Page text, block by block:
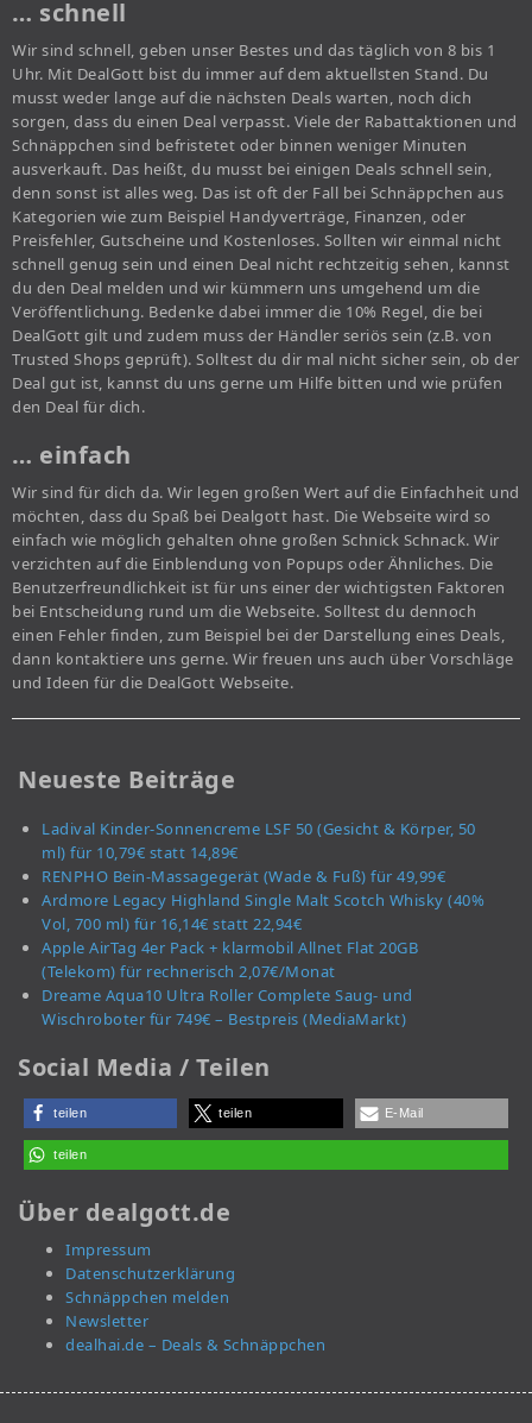
… schnell
Wir sind schnell, geben unser Bestes und das täglich von 8 bis 1
Uhr. Mit DealGott bist du immer auf dem aktuellsten Stand. Du
musst weder lange auf die nächsten Deals warten, noch dich
sorgen, dass du einen Deal verpasst. Viele der Rabattaktionen und
Schnäppchen sind befristetet oder binnen weniger Minuten
ausverkauft. Das heißt, du musst bei einigen Deals schnell sein,
denn sonst ist alles weg. Das ist oft der Fall bei Schnäppchen aus
Kategorien wie zum Beispiel Handyverträge, Finanzen, oder
Preisfehler, Gutscheine und Kostenloses. Sollten wir einmal nicht
schnell genug sein und einen Deal nicht rechtzeitig sehen, kannst
du den Deal melden und wir kümmern uns umgehend um die
Veröffentlichung. Bedenke dabei immer die 10% Regel, die bei
DealGott gilt und zudem muss der Händler seriös sein (z.B. von
Trusted Shops geprüft). Solltest du dir mal nicht sicher sein, ob der
Deal gut ist, kannst du uns gerne um Hilfe bitten und wie prüfen
den Deal für dich.
… einfach
Wir sind für dich da. Wir legen großen Wert auf die Einfachheit und
möchten, dass du Spaß bei Dealgott hast. Die Webseite wird so
einfach wie möglich gehalten ohne großen Schnick Schnack. Wir
verzichten auf die Einblendung von Popups oder Ähnliches. Die
Benutzerfreundlichkeit ist für uns einer der wichtigsten Faktoren
bei Entscheidung rund um die Webseite. Solltest du dennoch
einen Fehler finden, zum Beispiel bei der Darstellung eines Deals,
dann kontaktiere uns gerne. Wir freuen uns auch über Vorschläge
und Ideen für die DealGott Webseite.
Neueste Beiträge
Ladival Kinder-Sonnencreme LSF 50 (Gesicht & Körper, 50
ml) für 10,79€ statt 14,89€
RENPHO Bein-Massagegerät (Wade & Fuß) für 49,99€
Ardmore Legacy Highland Single Malt Scotch Whisky (40%
Vol, 700 ml) für 16,14€ statt 22,94€
Apple AirTag 4er Pack + klarmobil Allnet Flat 20GB
(Telekom) für rechnerisch 2,07€/Monat
Dreame Aqua10 Ultra Roller Complete Saug- und
Wischroboter für 749€ – Bestpreis (MediaMarkt)
Social Media / Teilen
teilen teilen E-Mail
teilen
Über dealgott.de
Impressum
Datenschutzerklärung
Schnäppchen melden
Newsletter
dealhai.de – Deals & Schnäppchen